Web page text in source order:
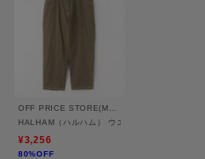
HALHAM（ハルハム） ウエストゴムワイドワ
¥3,256
80%OFF